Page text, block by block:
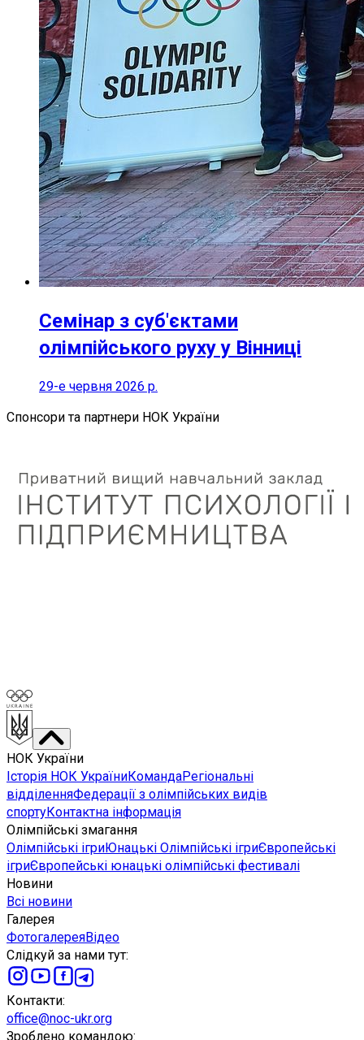
Семінар з суб'єктами
олімпійського руху у Вінниці
29-е червня 2026 р.
Спонсори та партнери НОК України
НОК України
Історія НОК УкраїниКомандаРегіональні
відділенняФедерації з олімпійських видів
спортуКонтактна інформація
Олімпійські змагання
Олімпійські ігриЮнацькі Олімпійські ігриЄвропейські
ігриЄвропейські юнацькі олімпійські фестивалі
Новини
Всі новини
Галерея
ФотогалереяВідео
Слідкуй за нами тут:
Контакти:
office@noc-ukr.org
Зроблено командою: